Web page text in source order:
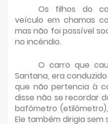
Os filhos do
veículo em chamas
mas não foi possível
no incêndio.
O carro que
Santana, era
que não pertencia à
disse não se recordar
bafômetro
Ele também dirigia sem